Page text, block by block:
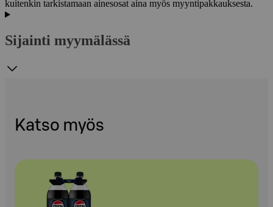
kuitenkin tarkistamaan ainesosat aina myös myyntipakkauksesta.
Sijainti myymälässä
Katso myös